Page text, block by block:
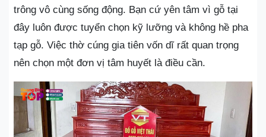
trông vô cùng sống động. Bạn cứ yên tâm vì gỗ tại
đây luôn được tuyển chọn kỹ lưỡng và không hề pha
tạp gỗ. Việc thờ cúng gia tiên vốn dĩ rất quan trọng
nên chọn một đơn vị tâm huyết là điều cần.